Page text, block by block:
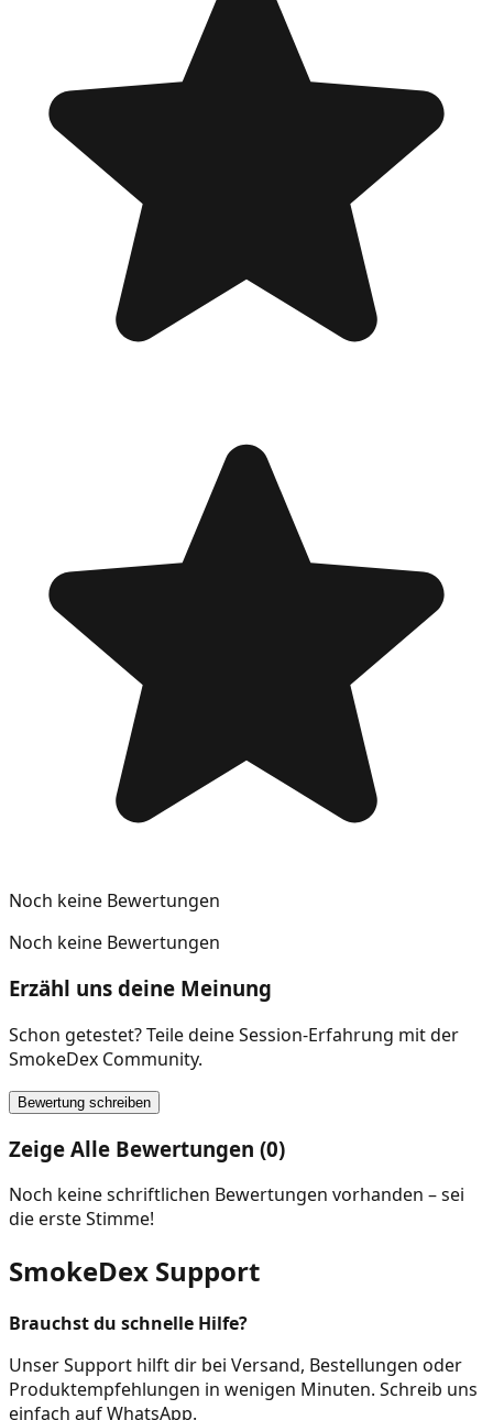
Noch keine Bewertungen
Noch keine Bewertungen
Erzähl uns deine Meinung
Schon getestet? Teile deine Session-Erfahrung mit der
SmokeDex Community.
Bewertung schreiben
Zeige Alle Bewertungen (0)
Noch keine schriftlichen Bewertungen vorhanden – sei
die erste Stimme!
SmokeDex Support
Brauchst du schnelle Hilfe?
Unser Support hilft dir bei Versand, Bestellungen oder
Produktempfehlungen in wenigen Minuten. Schreib uns
einfach auf WhatsApp.